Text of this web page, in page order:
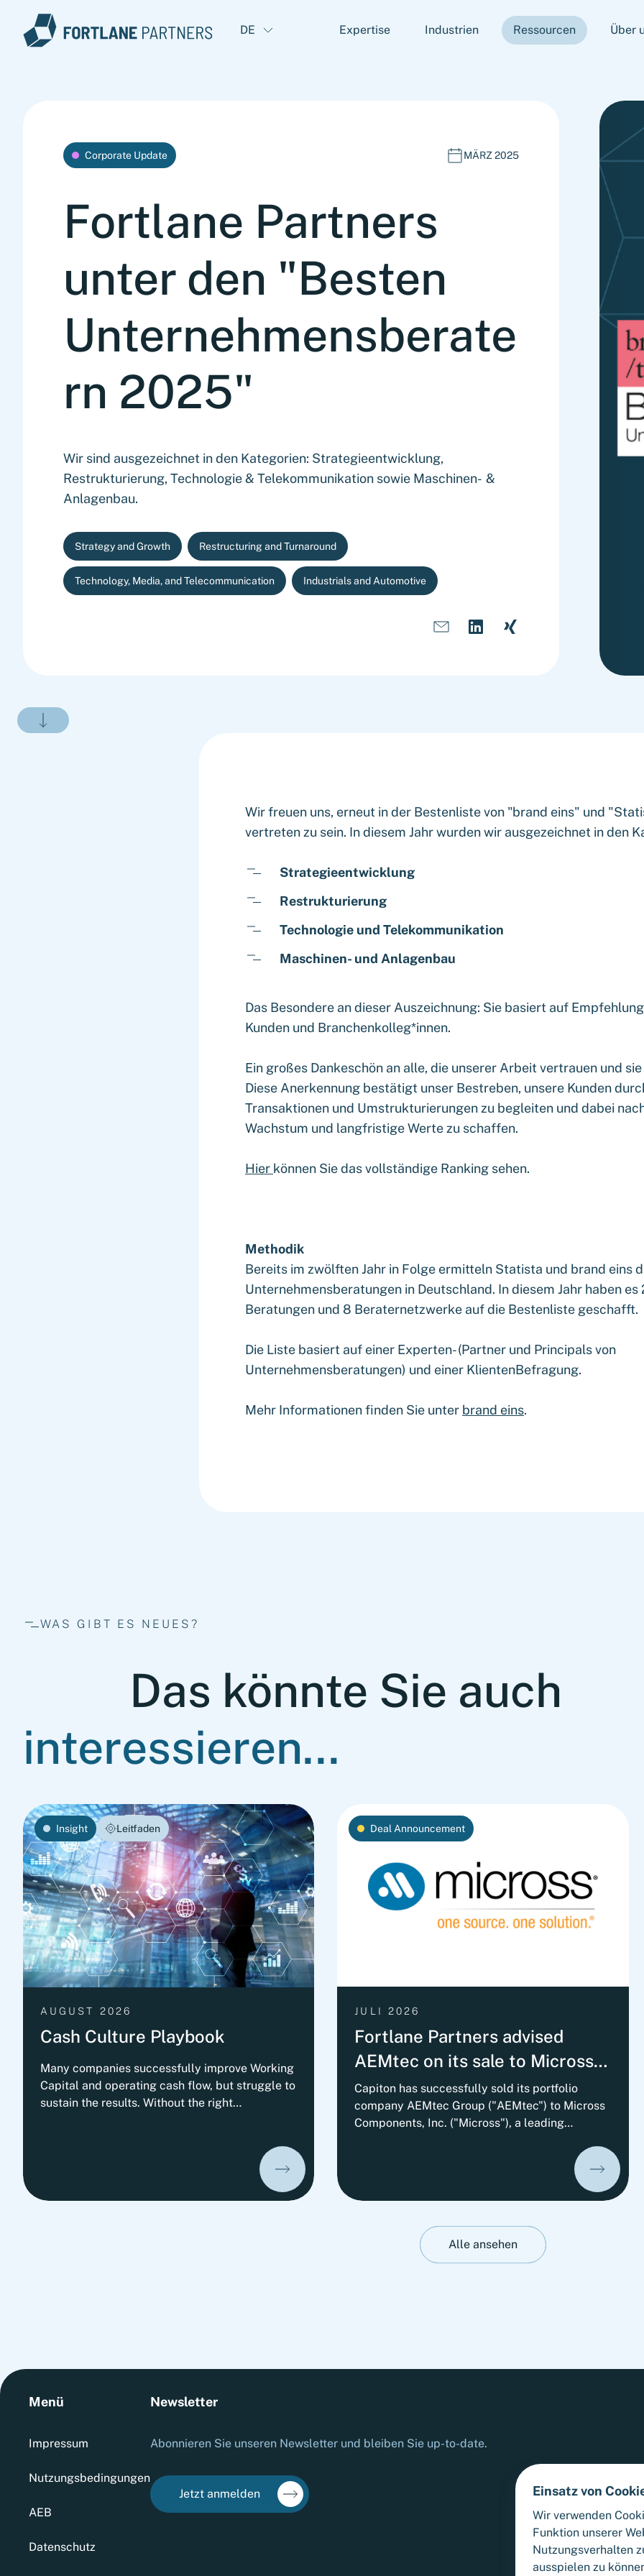
DE Expertise Industrien Ressourcen Über
Corporate Update MÄRZ 2025
Fortlane Partners
unter den "Besten
Unternehmensberate
rn 2025"
Wir sind ausgezeichnet in den Kategorien: Strategieentwicklung,
Restrukturierung, Technologie & Telekommunikation sowie Maschinen- &
Anlagenbau.
Strategy and Growth Restructuring and Turnaround
Technology, Media, and Telecommunication Industrials and Automotive
Wir freuen uns, erneut in der Bestenliste von "brand eins" und
vertreten zu sein. In diesem Jahr wurden wir ausgezeichnet in den
Strategieentwicklung
Restrukturierung
Technologie und Telekommunikation
Maschinen- und Anlagenbau
Das Besondere an dieser Auszeichnung: Sie basiert auf
Kunden und Branchenkolleg*innen.
Ein großes Dankeschön an alle, die unserer Arbeit vertrauen und
Diese Anerkennung bestätigt unser Bestreben, unsere Kunden
Transaktionen und Umstrukturierungen zu begleiten und dabei
Wachstum und langfristige Werte zu schaffen.
Hier können Sie das vollständige Ranking sehen.
Methodik
Bereits im zwölften Jahr in Folge ermitteln Statista und brand eins
Unternehmensberatungen in Deutschland. In diesem Jahr haben es
Beratungen und 8 Beraternetzwerke auf die Bestenliste geschafft.
Die Liste basiert auf einer Experten- (Partner und Principals von
Unternehmensberatungen) und einer KlientenBefragung.
Mehr Informationen finden Sie unter brand eins.
WAS GIBT ES NEUES?
Das könnte Sie auch
interessieren...
Insight Leitfaden
AUGUST 2026
Cash Culture Playbook
Many companies successfully improve Working
Capital and operating cash flow, but struggle to
sustain the results. Without the right
and cash performance gradually erodes. This
perspective on building a lasting cash culture. It
Deal Announcement
JULI 2026
Fortlane Partners advised
AEMtec on its sale to Micross
Components with a
Commercial Vendor Due
Diligence
Capiton has successfully sold its portfolio
company AEMtec Group ("AEMtec") to Micross
Components, Inc. ("Micross"), a leading
product and service solutions for aerospace,
to-partner for the most advanced development
and production of complex opto- and
microelectronic technology solutions. The
Alle ansehen
Menü
Impressum
Nutzungsbedingungen
AEB
Datenschutz
Newsletter
Abonnieren Sie unseren Newsletter und bleiben Sie up-to-date.
Jetzt anmelden Einsatz von
Wir verwenden
Funktion unserer
Nutzungsverhalten
ausspielen zu